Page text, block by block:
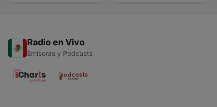
Radio en Vivo
Emisoras y Podcasts